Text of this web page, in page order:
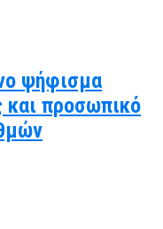
ψήφισμα
και προσωπικό